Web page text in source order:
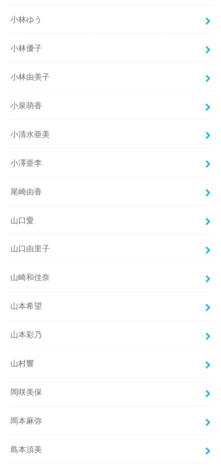
小林ゆう
小林優子
小林由美子
小泉萌香
小清水亜美
小澤亜李
尾崎由香
山口愛
山口由里子
山崎和佳奈
山本希望
山本彩乃
山村響
岡咲美保
岡本麻弥
島本須美